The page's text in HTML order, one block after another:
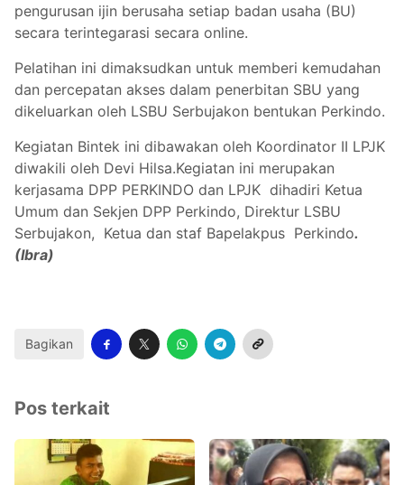
pengurusan ijin berusaha setiap badan usaha (BU)
secara terintegarasi secara online.
Pelatihan ini dimaksudkan untuk memberi kemudahan
dan percepatan akses dalam penerbitan SBU yang
dikeluarkan oleh LSBU Serbujakon bentukan Perkindo.
Kegiatan Bintek ini dibawakan oleh Koordinator II LPJK
diwakili oleh Devi Hilsa.Kegiatan ini merupakan
kerjasama DPP PERKINDO dan LPJK dihadiri Ketua
Umum dan Sekjen DPP Perkindo, Direktur LSBU
Serbujakon, Ketua dan staf Bapelakpus Perkindo.
(Ibra)
Bagikan
Pos terkait